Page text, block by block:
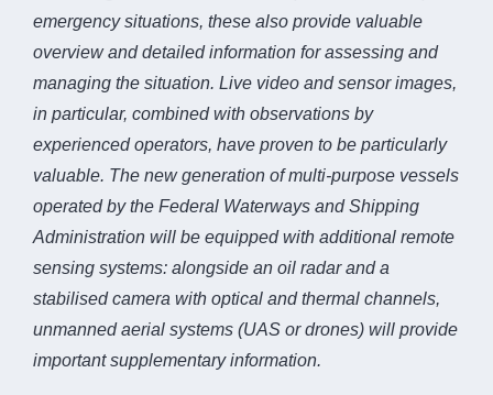
emergency situations, these also provide valuable
overview and detailed information for assessing and
managing the situation. Live video and sensor images,
in particular, combined with observations by
experienced operators, have proven to be particularly
valuable. The new generation of multi-purpose vessels
operated by the Federal Waterways and Shipping
Administration will be equipped with additional remote
sensing systems: alongside an oil radar and a
stabilised camera with optical and thermal channels,
unmanned aerial systems (UAS or drones) will provide
important supplementary information.